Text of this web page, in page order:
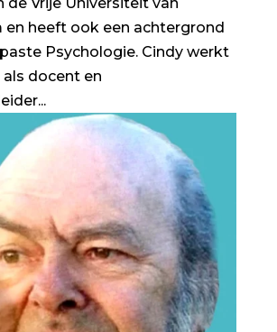
heeft ook een achtergrond
Psychologie. Cindy werkt
docent en